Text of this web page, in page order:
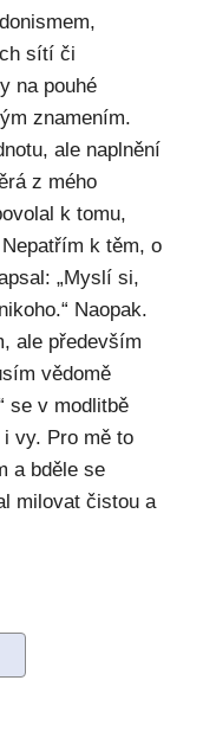
sítí či
na pouhé
znamením.
ale naplnění
z mého
k tomu,
k těm, o
„Myslí si,
Naopak.
ale především
vědomě
se v modlitbě
vy. Pro mě to
a bděle se
milovat čistou a